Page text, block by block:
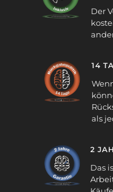
Der
14
als
2
Das